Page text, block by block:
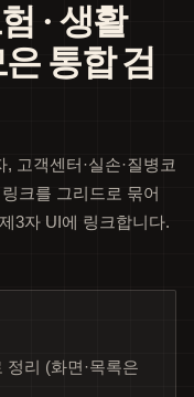
· 생활
통합 검
고객센터·실손·질병코
링크를 그리드로 묶어
3자 UI에 링크합니다.
정리 (화면·목록은